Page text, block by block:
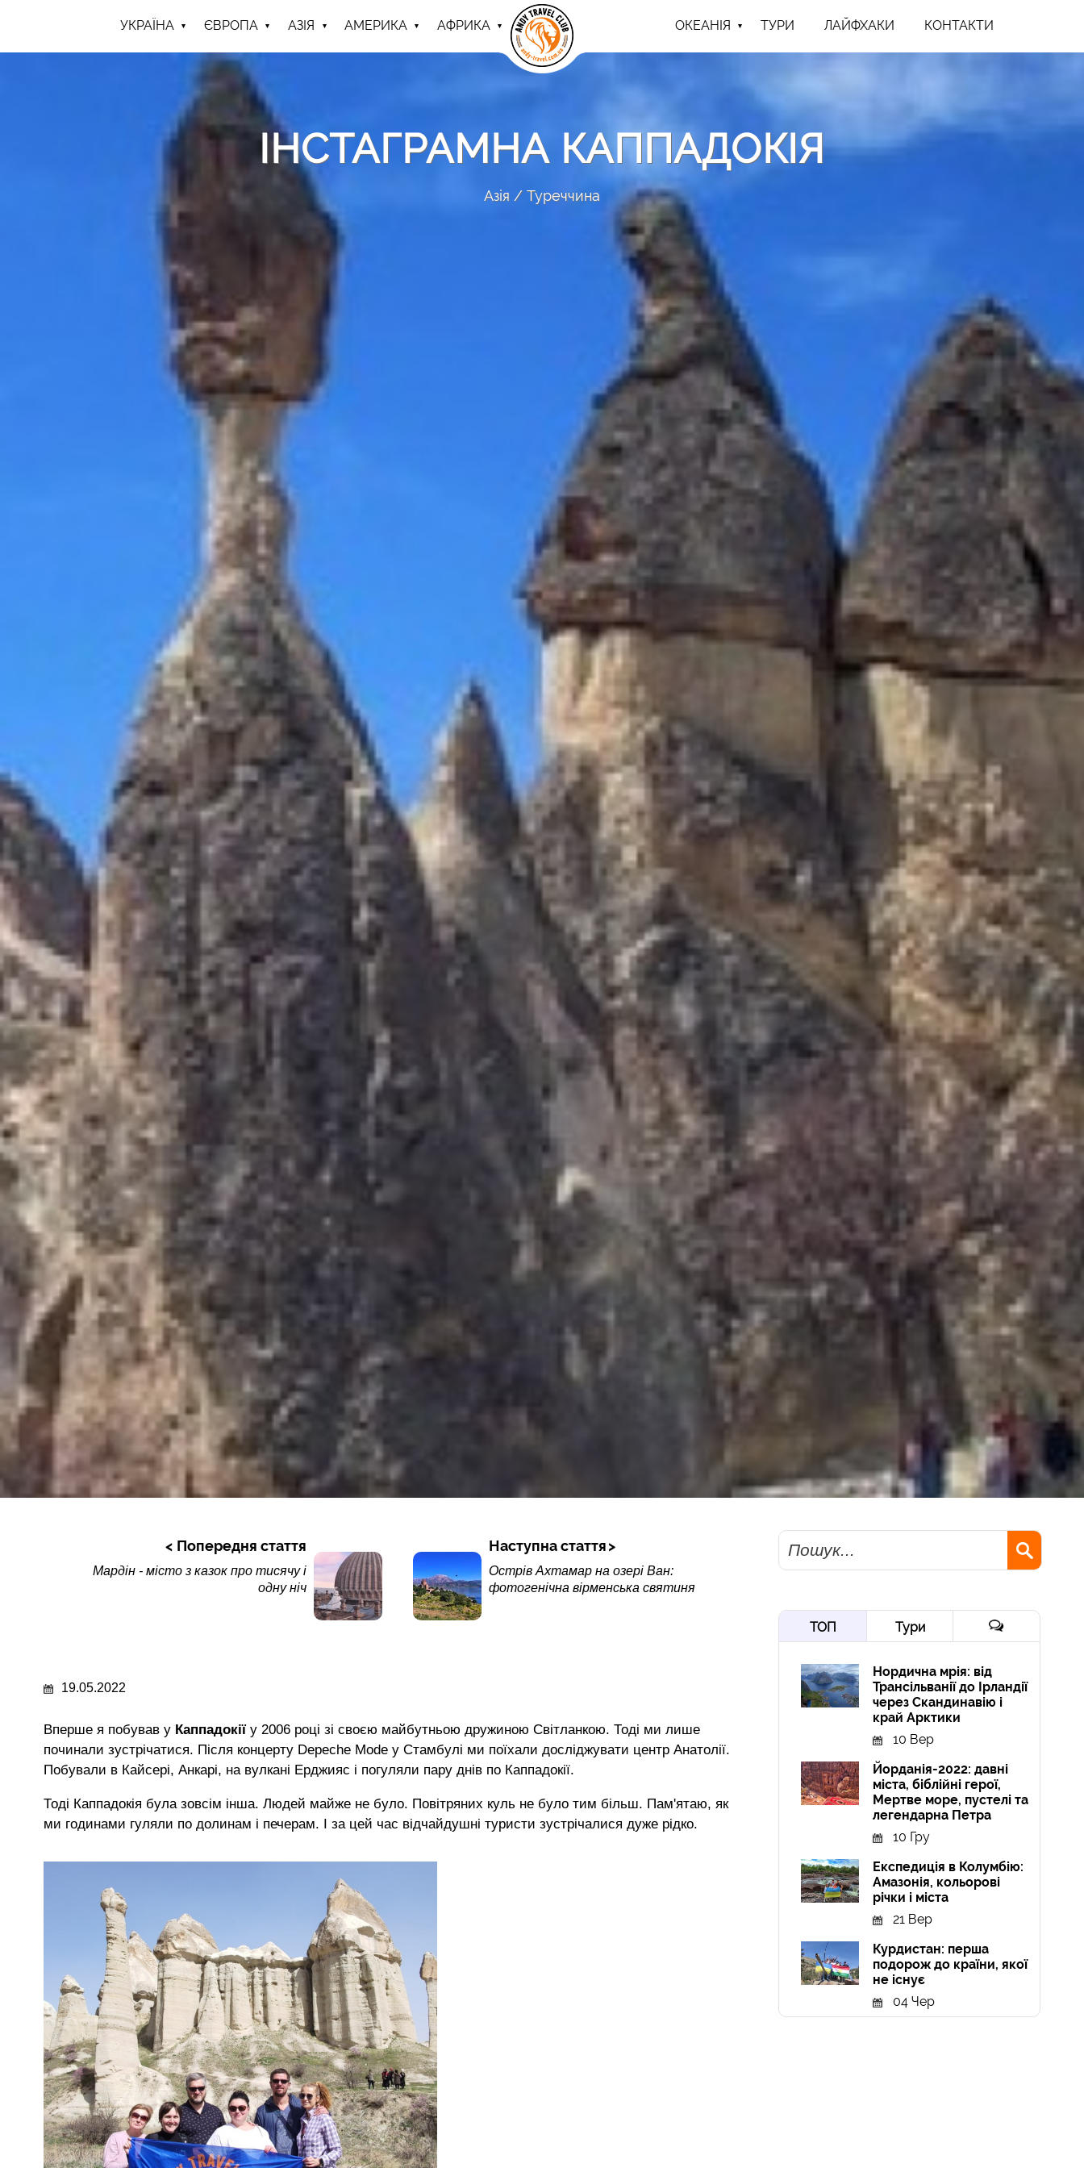
УКРАЇНА ЄВРОПА АЗІЯ АМЕРИКА АФРИКА ОКЕАНІЯ ТУРИ ЛАЙФХАКИ КОНТАКТИ
ІНСТАГРАМНА КАППАДОКІЯ
Азія Туреччина
Попередня стаття
Мардін - місто з казок про тисячу і
одну ніч
Наступна стаття
Острів Ахтамар на озері Ван:
фотогенічна вірменська святиня
19.05.2022
Вперше я побував у Каппадокії у 2006 році зі своєю майбутньою дружиною Світланкою. Тоді ми лише
починали зустрічатися. Після концерту Depeche Mode у Стамбулі ми поїхали досліджувати центр Анатолії.
Побували в Кайсері, Анкарі, на вулкані Ерджияс і погуляли пару днів по Каппадокії.
Тоді Каппадокія була зовсім інша. Людей майже не було. Повітряних куль не було тим більш. Пам'ятаю, як
ми годинами гуляли по долинам і печерам. І за цей час відчайдушні туристи зустрічалися дуже рідко.
Пошук
ТОП Тури
Нордична мрія: від
Трансільванії до Ірландії
через Скандинавію і
край Арктики
10 Вер
Йорданія-2022: давні
міста, біблійні герої,
Мертве море, пустелі та
легендарна Петра
10 Гру
Експедиція в Колумбію:
Амазонія, кольорові
річки і міста
21 Вер
Курдистан: перша
подорож до країни, якої
не існує
04 Чер